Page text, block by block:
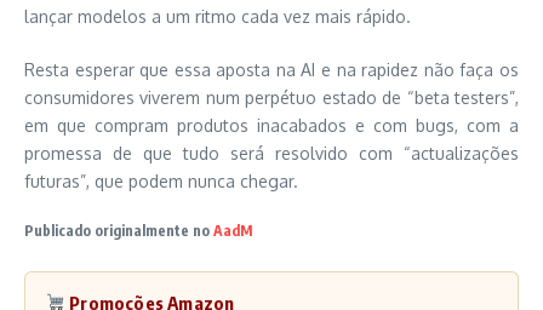
lançar modelos a um ritmo cada vez mais rápido.
Resta esperar que essa aposta na AI e na rapidez não faça os
consumidores viverem num perpétuo estado de “beta testers”,
em que compram produtos inacabados e com bugs, com a
promessa de que tudo será resolvido com “actualizações
futuras”, que podem nunca chegar.
Publicado originalmente no AadM
Promoções Amazon